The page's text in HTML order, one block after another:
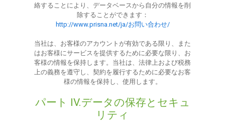
絡することにより、データベースから自分の情報を削
除することができます：
http://www.prisna.net/ja/お問い合わせ/
当社は、お客様のアカウントが有効である限り、また
はお客様にサービスを提供するために必要な限り、お
客様の情報を保持します。当社は、法律上および税務
上の義務を遵守し、契約を履行するために必要なお客
様の情報を保持し、使用します。
パート IV.データの保存とセキュ
リティ